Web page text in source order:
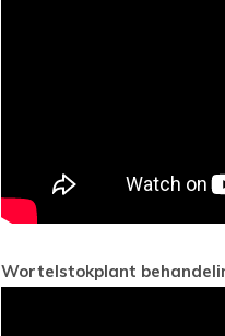
Wortelstokplant